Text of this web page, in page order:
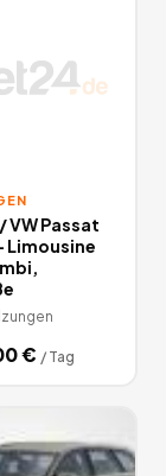
VW Passat
Limousine
€ / Tag